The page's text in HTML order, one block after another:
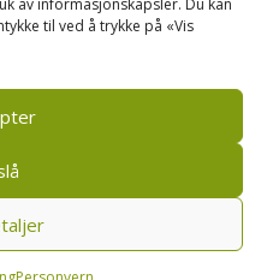
av informasjonskapsler. Du kan
til ved å trykke på «Vis
4001 Stavanger